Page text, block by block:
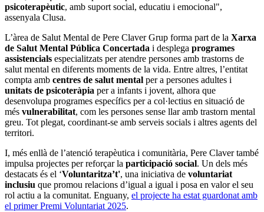
psicoterapèutic, amb suport social, educatiu i emocional",
assenyala Clusa.
L’àrea de Salut Mental de Pere Claver Grup forma part de la Xarxa
de Salut Mental Pública Concertada i desplega programes
assistencials especialitzats per atendre persones amb trastorns de
salut mental en diferents moments de la vida. Entre altres, l’entitat
compta amb centres de salut mental per a persones adultes i
unitats de psicoteràpia per a infants i jovent, alhora que
desenvolupa programes específics per a col·lectius en situació de
més vulnerabilitat, com les persones sense llar amb trastorn mental
greu. Tot plegat, coordinant-se amb serveis socials i altres agents del
territori.
I, més enllà de l’atenció terapèutica i comunitària, Pere Claver també
impulsa projectes per reforçar la participació social. Un dels més
destacats és el ‘Voluntaritza’t', una iniciativa de voluntariat
inclusiu que promou relacions d’igual a igual i posa en valor el seu
rol actiu a la comunitat. Enguany, el projecte ha estat guardonat amb
el primer Premi Voluntariat 2025.